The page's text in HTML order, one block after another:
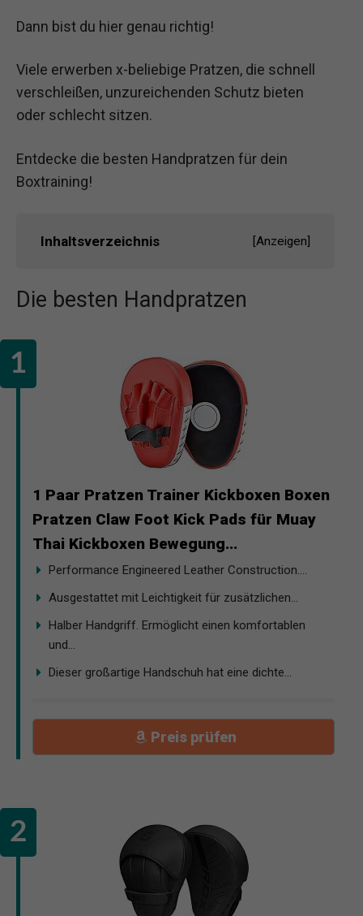
Dann bist du hier genau richtig!
Viele erwerben x-beliebige Pratzen, die schnell
verschleißen, unzureichenden Schutz bieten
oder schlecht sitzen.
Entdecke die besten Handpratzen für dein
Boxtraining!
Inhaltsverzeichnis [Anzeigen]
Die besten Handpratzen
1 Paar Pratzen Trainer Kickboxen Boxen
Pratzen Claw Foot Kick Pads für Muay
Thai Kickboxen Bewegung...
Performance Engineered Leather Construction....
Ausgestattet mit Leichtigkeit für zusätzlichen...
Halber Handgriff. Ermöglicht einen komfortablen
und...
Dieser großartige Handschuh hat eine dichte...
Preis prüfen